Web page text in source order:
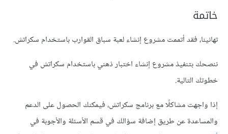
فقد أتممت مشروع إنشاء لعبة سباق القوارب باستخدام سكراتش.
مشروع إنشاء اختبار ذهني باستخدام سكراتش في
مشاكلًا مع برنامج سكراتش، فيمكنك الحصول على الدعم
عن طريق إضافة سؤالك في قسم الأسئلة والأجوبة في